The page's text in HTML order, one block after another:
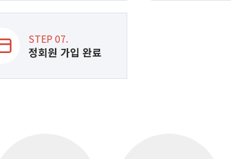
STEP 07.
정회원 가입 완료